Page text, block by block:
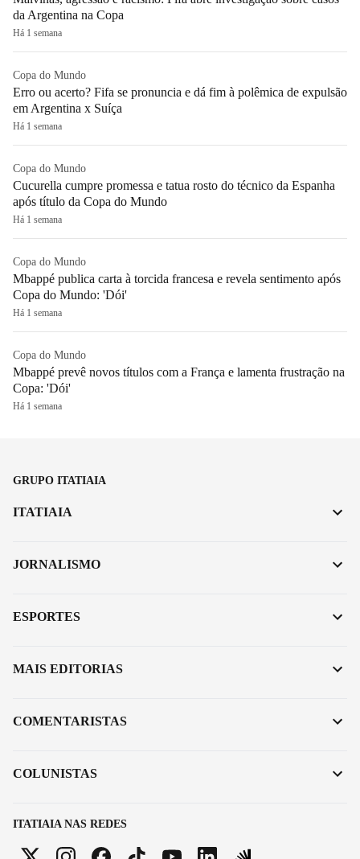
da Argentina na Copa
Há 1 semana
Copa do Mundo
Erro ou acerto? Fifa se pronuncia e dá fim à polêmica de expulsão
em Argentina x Suíça
Há 1 semana
Copa do Mundo
Cucurella cumpre promessa e tatua rosto do técnico da Espanha
após título da Copa do Mundo
Há 1 semana
Copa do Mundo
Mbappé publica carta à torcida francesa e revela sentimento após
Copa do Mundo: 'Dói'
Há 1 semana
Copa do Mundo
Mbappé prevê novos títulos com a França e lamenta frustração na
Copa: 'Dói'
Há 1 semana
GRUPO ITATIAIA
ITATIAIA NAS REDES
ITATIAIA
JORNALISMO
ESPORTES
MAIS EDITORIAS
COMENTARISTAS
COLUNISTAS